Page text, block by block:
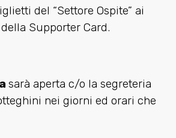
del “Settore Ospite” ai
Supporter Card.
sarà aperta c/o la segreteria
nei giorni ed orari che